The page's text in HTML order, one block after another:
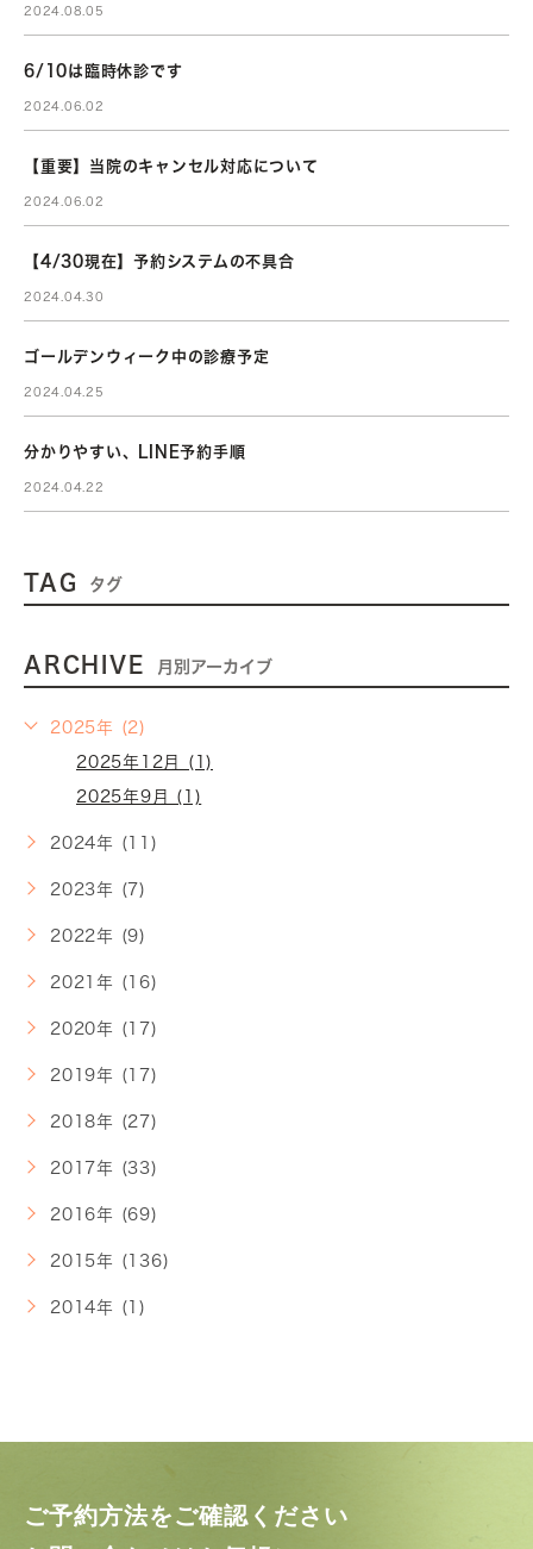
2024.08.05
6/10は臨時休診です
2024.06.02
【重要】当院のキャンセル対応について
2024.06.02
【4/30現在】予約システムの不具合
2024.04.30
ゴールデンウィーク中の診療予定
2024.04.25
分かりやすい、LINE予約手順
2024.04.22
TAG タグ
ARCHIVE 月別アーカイブ
2025年 (2)
2025年12月 (1)
2025年9月 (1)
2024年 (11)
2023年 (7)
2022年 (9)
2021年 (16)
2020年 (17)
2019年 (17)
2018年 (27)
2017年 (33)
2016年 (69)
2015年 (136)
2014年 (1)
ご予約方法をご確認ください